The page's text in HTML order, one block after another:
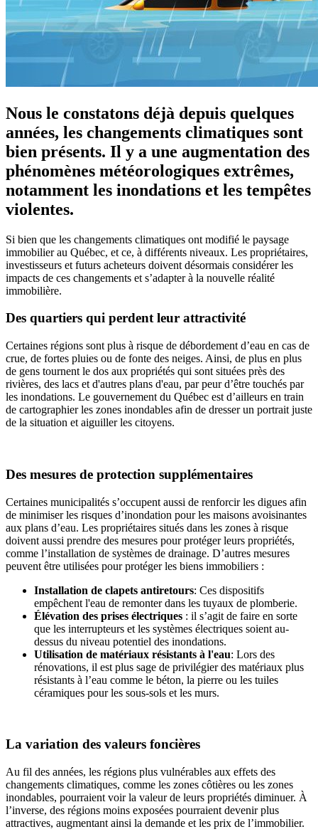
Nous le constatons déjà depuis quelques
années, les changements climatiques sont
bien présents. Il y a une augmentation des
phénomènes météorologiques extrêmes,
notamment les inondations et les tempêtes
violentes.
Si bien que les changements climatiques ont modifié le paysage
immobilier au Québec, et ce, à différents niveaux. Les propriétaires,
investisseurs et futurs acheteurs doivent désormais considérer les
impacts de ces changements et s’adapter à la nouvelle réalité
immobilière.
Des quartiers qui perdent leur attractivité
Certaines régions sont plus à risque de débordement d’eau en cas de
crue, de fortes pluies ou de fonte des neiges. Ainsi, de plus en plus
de gens tournent le dos aux propriétés qui sont situées près des
rivières, des lacs et d'autres plans d'eau, par peur d’être touchés par
les inondations. Le gouvernement du Québec est d’ailleurs en train
de cartographier les zones inondables afin de dresser un portrait juste
de la situation et aiguiller les citoyens.
Des mesures de protection supplémentaires
Certaines municipalités s’occupent aussi de renforcir les digues afin
de minimiser les risques d’inondation pour les maisons avoisinantes
aux plans d’eau. Les propriétaires situés dans les zones à risque
doivent aussi prendre des mesures pour protéger leurs propriétés,
comme l’installation de systèmes de drainage. D’autres mesures
peuvent être utilisées pour protéger les biens immobiliers :
Installation de clapets antiretours: Ces dispositifs
empêchent l'eau de remonter dans les tuyaux de plomberie.
Élévation des prises électriques : il s’agit de faire en sorte
que les interrupteurs et les systèmes électriques soient au-
dessus du niveau potentiel des inondations.
Utilisation de matériaux résistants à l'eau: Lors des
rénovations, il est plus sage de privilégier des matériaux plus
résistants à l’eau comme le béton, la pierre ou les tuiles
céramiques pour les sous-sols et les murs.
La variation des valeurs foncières
Au fil des années, les régions plus vulnérables aux effets des
changements climatiques, comme les zones côtières ou les zones
inondables, pourraient voir la valeur de leurs propriétés diminuer. À
l’inverse, des régions moins exposées pourraient devenir plus
attractives, augmentant ainsi la demande et les prix de l’immobilier.